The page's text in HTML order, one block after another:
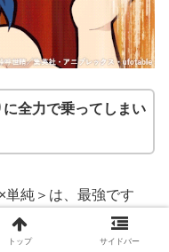
全力で乗ってしまい
単純＞は、最強です
トップ サイドバー